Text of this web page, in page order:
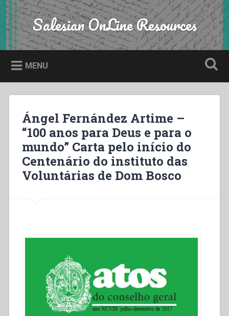
Skip
to
content
Search Salesian OnLine Resources
MENU
Ángel Fernández Artime –
“100 anos para Deus e para o
mundo” Carta pelo início do
Centenário do instituto das
Voluntárias de Dom Bosco